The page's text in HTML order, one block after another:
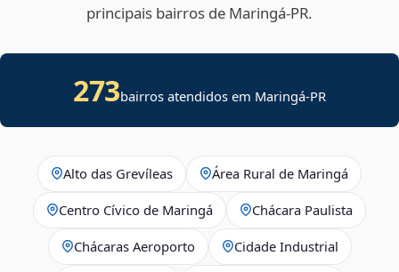
principais bairros de Maringá‑PR.
273bairros atendidos em Maringá-PR
Alto das Grevíleas Área Rural de Maringá
Centro Cívico de Maringá Chácara Paulista
Chácaras Aeroporto Cidade Industrial